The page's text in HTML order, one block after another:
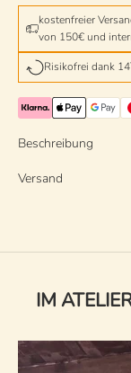
kostenfreier
von 150€ und
Risikofrei dank
Beschreibung
Versand
IM